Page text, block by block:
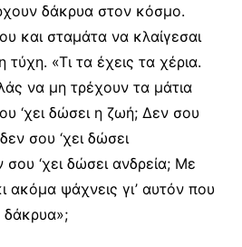
δάκρυα στον κόσμο.
και σταμάτα να κλαίγεσαι
τύχη. «Τι τα έχεις τα χέρια.
να μη τρέχουν τα μάτια
‘χει δώσει η ζωή; Δεν σου
σου ‘χει δώσει
‘χει δώσει ανδρεία; Με
ακόμα ψάχνεις γι’ αυτόν που
δάκρυα»;